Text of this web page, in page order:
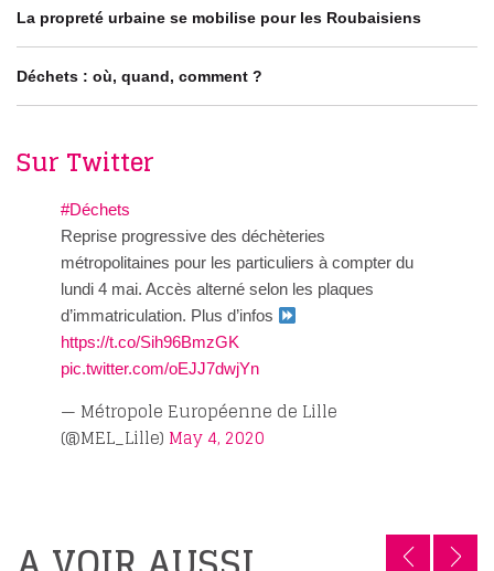
La propreté urbaine se mobilise pour les Roubaisiens
Déchets : où, quand, comment ?
Sur Twitter
#Déchets
Reprise progressive des déchèteries
métropolitaines pour les particuliers à compter du
lundi 4 mai. Accès alterné selon les plaques
d’immatriculation. Plus d’infos
https://t.co/Sih96BmzGK
pic.twitter.com/oEJJ7dwjYn
— Métropole Européenne de Lille
(@MEL_Lille) May 4, 2020